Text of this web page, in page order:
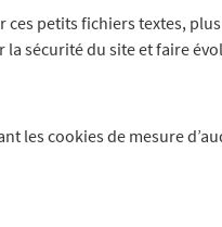
petits fichiers textes,
sécurité du site et faire
les cookies de mesure